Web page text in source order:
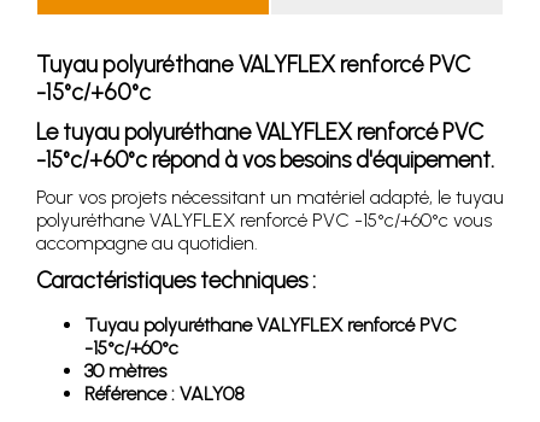
Tuyau polyuréthane VALYFLEX renforcé PVC
-15°c/+60°c
Le tuyau polyuréthane VALYFLEX renforcé PVC
-15°c/+60°c répond à vos besoins d'équipement.
Pour vos projets nécessitant un matériel adapté, le tuyau
polyuréthane VALYFLEX renforcé PVC -15°c/+60°c vous
accompagne au quotidien.
Caractéristiques techniques :
Tuyau polyuréthane VALYFLEX renforcé PVC
-15°c/+60°c
30 mètres
Référence : VALY08